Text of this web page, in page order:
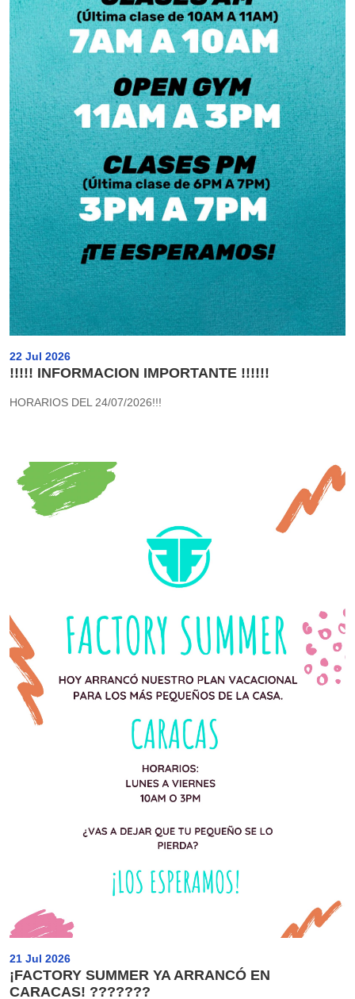
22 Jul 2026
!!!!! INFORMACION IMPORTANTE !!!!!!
HORARIOS DEL 24/07/2026!!!
21 Jul 2026
¡FACTORY SUMMER YA ARRANCÓ EN
CARACAS! ???????